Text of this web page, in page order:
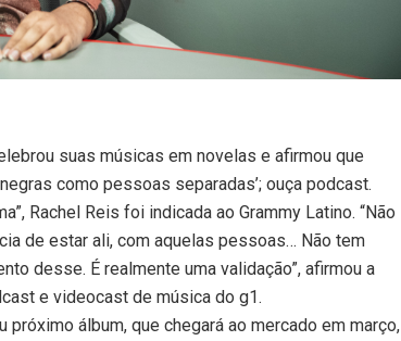
suas músicas em novelas e afirmou que
como pessoas separadas’; ouça podcast.
Rachel Reis foi indicada ao Grammy Latino. “Não
de estar ali, com aquelas pessoas… Não tem
desse. É realmente uma validação”, afirmou a
e videocast de música do g1.
álbum, que chegará ao mercado em março,